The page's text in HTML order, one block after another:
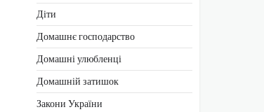
Діти
Домашнє господарство
Домашні улюбленці
Домашній затишок
Закони України